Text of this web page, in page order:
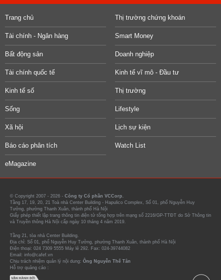
Trang chủ Thị trường chứng khoán
Tài chính - Ngân hàng Smart Money
Bất động sản Doanh nghiệp
Tài chính quốc tế Kinh tế vĩ mô - Đầu tư
Kinh tế số Thị trường
Sống Lifestyle
Xã hội Lịch sự kiện
Báo cáo phân tích Watch List
eMagazine
© Copyright 2007 - 2026 - Công ty Cổ phần VCCorp.
Tầng 17, 19, 20, 21 Toà nhà Center Building - Hapulico Complex, Số 01, phố Nguyễn Huy
Tưởng, phường Thanh Xuân, thành phố Hà Nội
Giấy phép thiết lập trang thông tin điện tử tổng hợp trên mạng số 2216/GP-TTĐT do Sở Thông tin
và Truyền thông Hà Nội cấp ngày 10 tháng 4 năm 2019.
Tầng 21, tòa nhà Center Building.
Địa chỉ: Số 01, phố Nguyễn Huy Tưởng, phường Thanh Xuân, thành phố Hà Nội
Điện thoại: 024 7309 5555 Máy lẻ 292. Fax: 024-39744082
Email: info@cafef.vn
Chịu trách nhiệm quản lý nội dung: Ông Nguyễn Thế Tân
Hỗ trợ quảng cáo :